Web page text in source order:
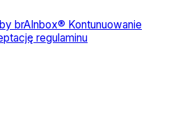
brAInbox® Kontunuowanie
regulaminu